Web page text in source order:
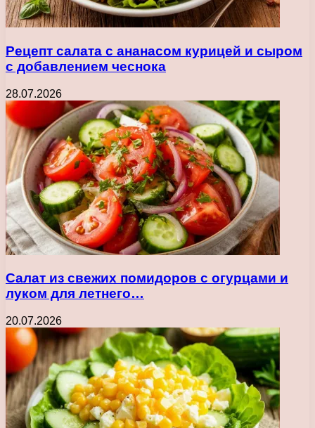
Рецепт салата с ананасом курицей и сыром
с добавлением чеснока
28.07.2026
Салат из свежих помидоров с огурцами и
луком для летнего…
20.07.2026